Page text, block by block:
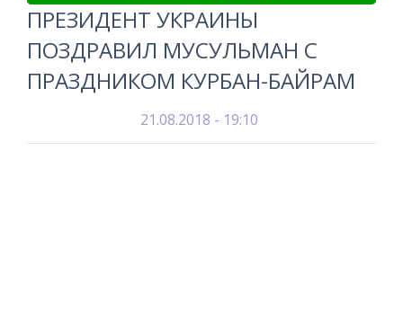
ПРЕЗИДЕНТ УКРАИНЫ
ПОЗДРАВИЛ МУСУЛЬМАН С
ПРАЗДНИКОМ КУРБАН-БАЙРАМ
21.08.2018 - 19:10